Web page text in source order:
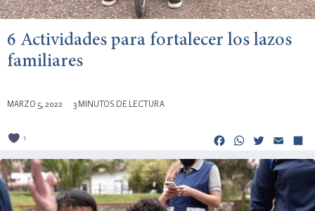
6 Actividades para fortalecer los lazos
familiares
MARZO 5, 2022 3 MINUTOS DE LECTURA
1 Facebook